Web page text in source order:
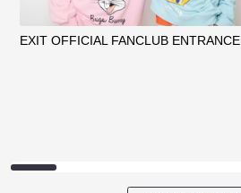
EXIT OFFICIAL FANCLUB ENTRANCE